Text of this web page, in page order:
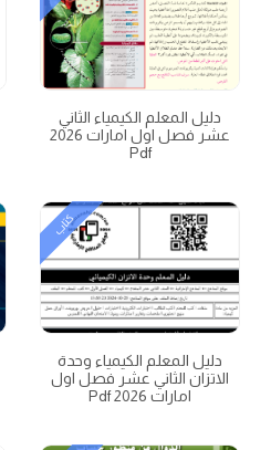
دليل المعلم الكيمياء الثاني
عشر فصل اول امارات 2026
Pdf
دليل المعلم الكيمياء وحدة
الاتزان الثاني عشر فصل اول
امارات 2026 Pdf
كتاب